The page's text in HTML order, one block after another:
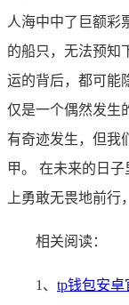
人海中中了巨额彩
的船只，无法预知
运的背后，都可能
仅是一个偶然发生
有奇迹发生，但我
甲。 在未来的日
上勇敢无畏地前
相关阅读：
1、 tp钱包安卓